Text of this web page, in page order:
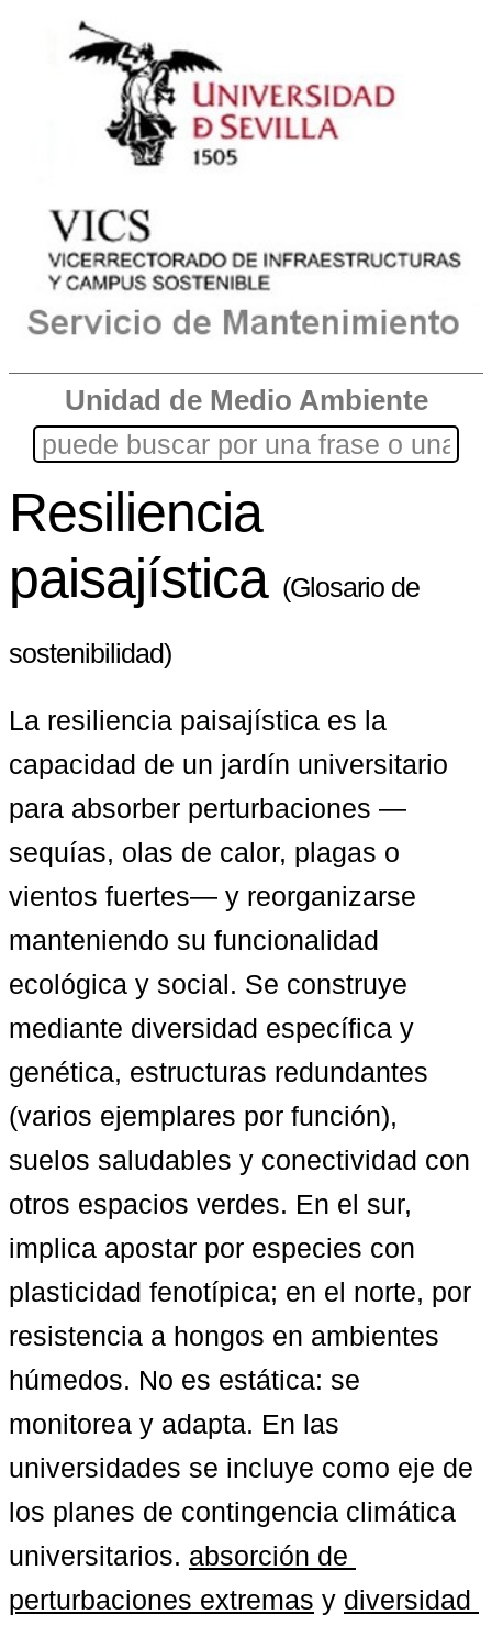
Unidad de Medio Ambiente
Resiliencia
paisajística (Glosario de
sostenibilidad)
La resiliencia paisajística es la
capacidad de un jardín universitario
para absorber perturbaciones —
sequías, olas de calor, plagas o
vientos fuertes— y reorganizarse
manteniendo su funcionalidad
ecológica y social. Se construye
mediante diversidad específica y
genética, estructuras redundantes
(varios ejemplares por función),
suelos saludables y conectividad con
otros espacios verdes. En el sur,
implica apostar por especies con
plasticidad fenotípica; en el norte, por
resistencia a hongos en ambientes
húmedos. No es estática: se
monitorea y adapta. En las
universidades se incluye como eje de
los planes de contingencia climática
universitarios. absorción de
perturbaciones extremas y diversidad